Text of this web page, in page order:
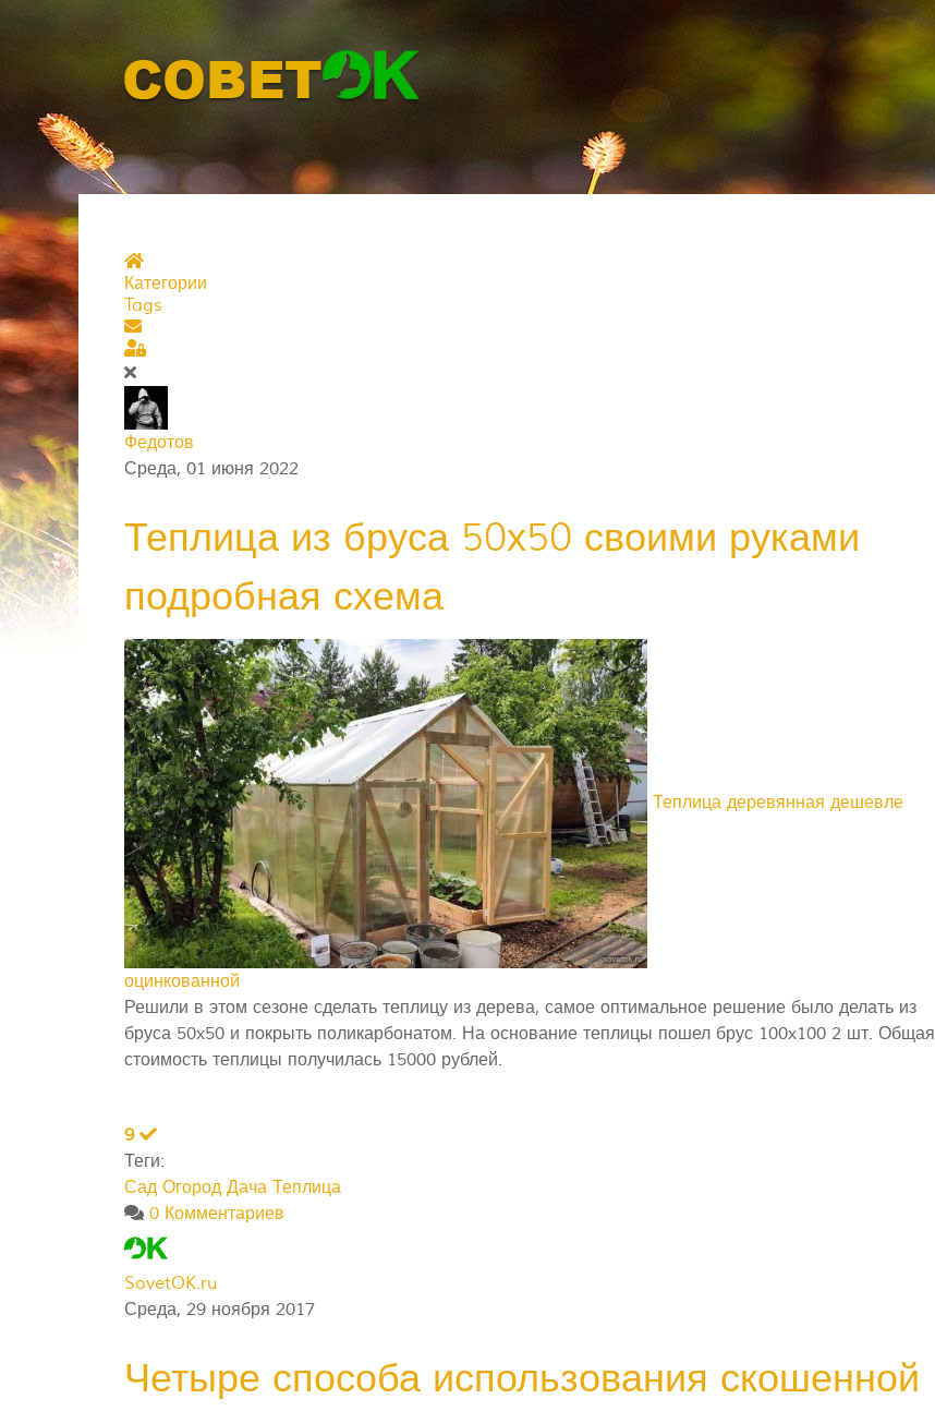
Главная страница
Категории
Tags
Подписаться на блог
Sign In
Федотов
Среда, 01 июня 2022
Теплица из бруса 50х50 своими руками
подробная схема
Теплица деревянная дешевле
оцинкованной
Решили в этом сезоне сделать теплицу из дерева, самое оптимальное решение было делать из
бруса 50x50 и покрыть поликарбонатом. На основание теплицы пошел брус 100x100 2 шт. Общая
стоимость теплицы получилась 15000 рублей.
9
Теги:
Сад Огород Дача Теплица
0 Комментариев
SovetOK.ru
Среда, 29 ноября 2017
Четыре способа использования скошенной